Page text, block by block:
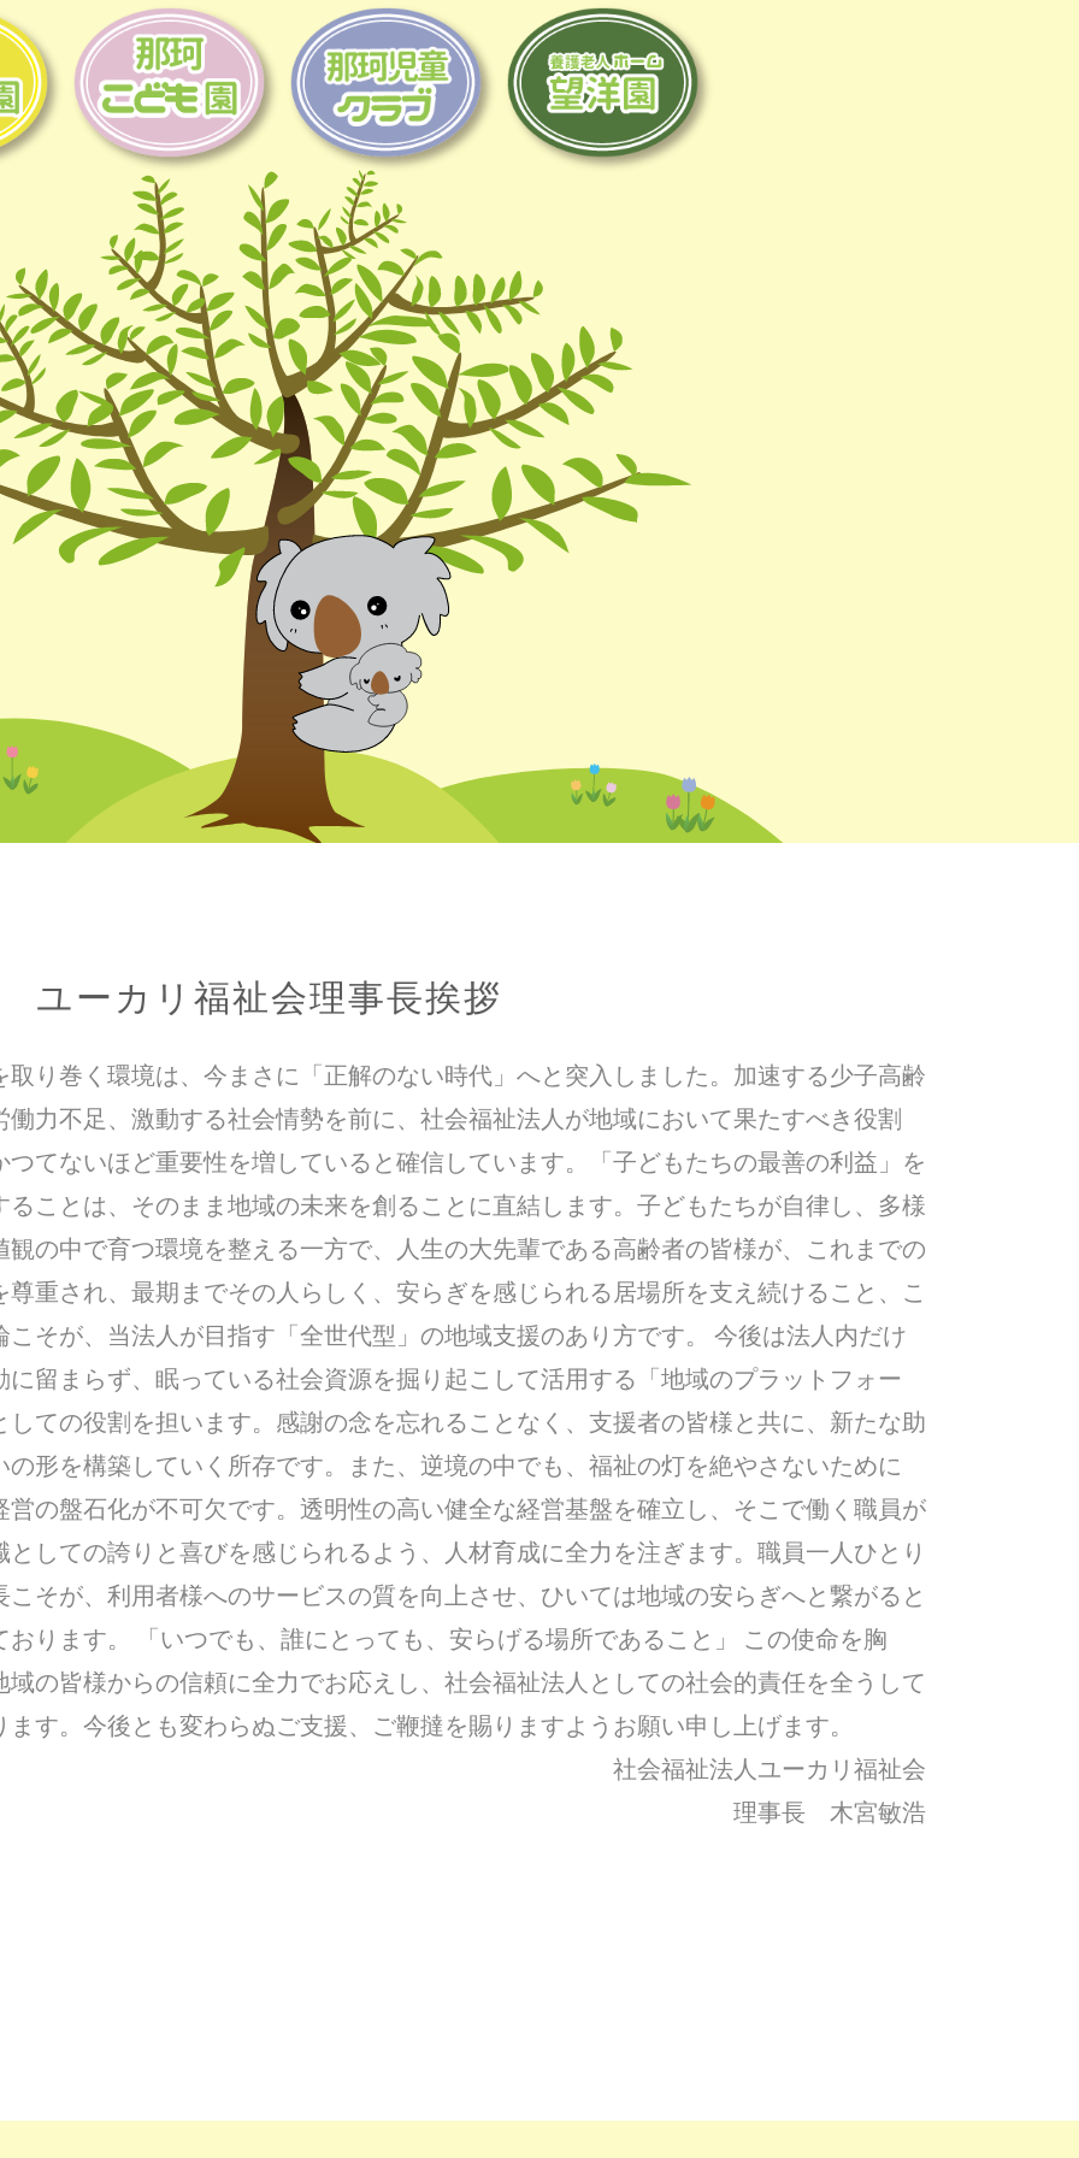
ユーカリ福祉会理事長挨拶
取り巻く環境は、今まさに「正解のない時代」へと突入しました。加速する少子高齢
働力不足、激動する社会情勢を前に、社会福祉法人が地域において果たすべき役割
つてないほど重要性を増していると確信しています。「子どもたちの最善の利益」を
ることは、そのまま地域の未来を創ることに直結します。子どもたちが自律し、多様
観の中で育つ環境を整える一方で、人生の大先輩である高齢者の皆様が、これまでの
尊重され、最期までその人らしく、安らぎを感じられる居場所を支え続けること、こ
こそが、当法人が目指す「全世代型」の地域支援のあり方です。 今後は法人内だけ
に留まらず、眠っている社会資源を掘り起こして活用する「地域のプラットフォー
しての役割を担います。感謝の念を忘れることなく、支援者の皆様と共に、新たな助
の形を構築していく所存です。また、逆境の中でも、福祉の灯を絶やさないために
営の盤石化が不可欠です。透明性の高い健全な経営基盤を確立し、そこで働く職員が
としての誇りと喜びを感じられるよう、人材育成に全力を注ぎます。職員一人ひとり
こそが、利用者様へのサービスの質を向上させ、ひいては地域の安らぎへと繋がると
おります。 「いつでも、誰にとっても、安らげる場所であること」 この使命を胸
域の皆様からの信頼に全力でお応えし、社会福祉法人としての社会的責任を全うして
ます。今後とも変わらぬご支援、ご鞭撻を賜りますようお願い申し上げます。
社会福祉法人ユーカリ福祉会
理事長 木宮敏浩